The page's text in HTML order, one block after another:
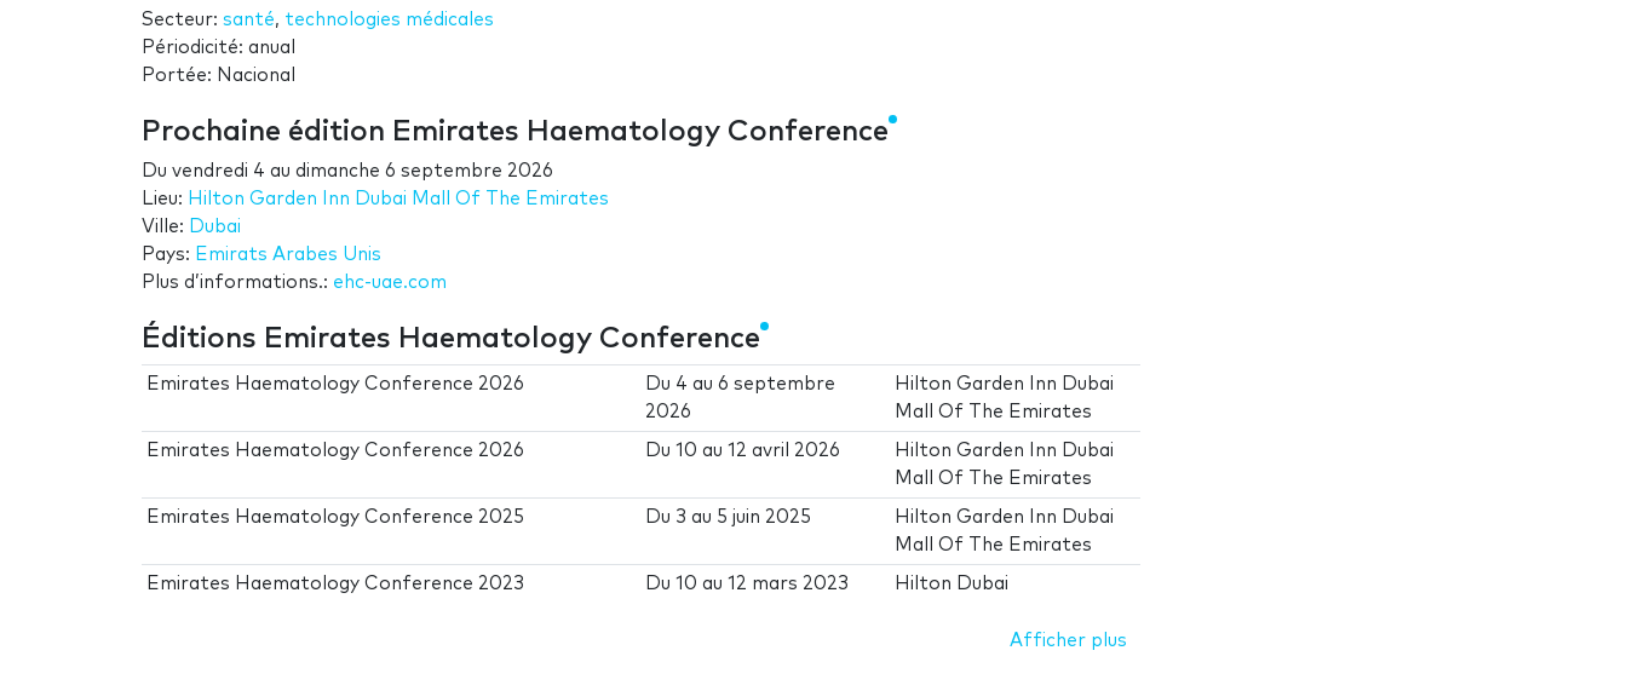
Secteur: santé, technologies médicales
Périodicité: anual
Portée: Nacional
Prochaine édition Emirates Haematology Conference
Du vendredi 4 au dimanche 6 septembre 2026
Lieu: Hilton Garden Inn Dubai Mall Of The Emirates
Ville: Dubai
Pays: Emirats Arabes Unis
Plus d’informations.: ehc-uae.com
Éditions Emirates Haematology Conference
Emirates Haematology Conference 2026 Du 4 au6 septembre
2026
Hilton Garden Inn Dubai
Mall Of The Emirates
Emirates Haematology Conference 2026 Du10 au12 avril 2026
Hilton Garden Inn Dubai
Mall Of The Emirates
Emirates Haematology Conference 2025 Du 3 au 5 juin 2025
Hilton Garden Inn Dubai
Mall Of The Emirates
Emirates Haematology Conference 2023 Du10 au12 mars 2023 Hilton Dubai
Afficher plus